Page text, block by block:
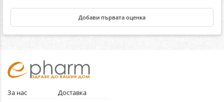
Добави първата оценка
За нас
Доставка